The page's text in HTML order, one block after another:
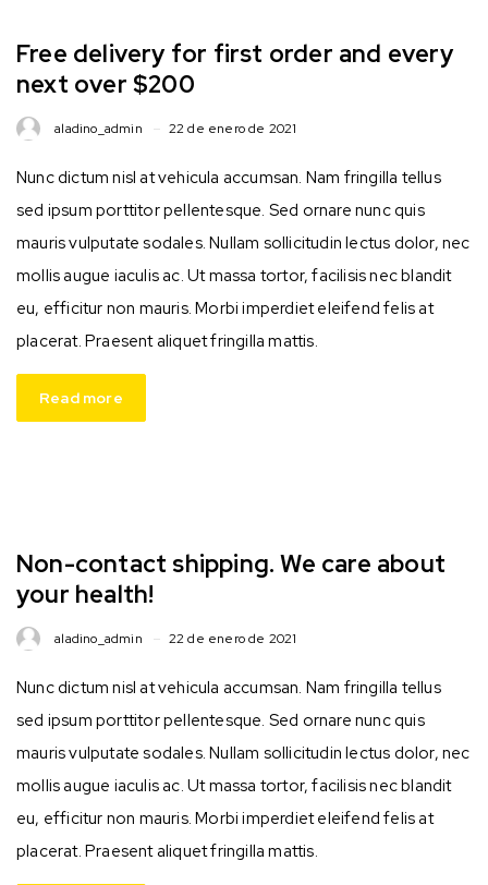
Free delivery for first order and every
next over $200
aladino_admin 22 de enero de 2021
Nunc dictum nisl at vehicula accumsan. Nam fringilla tellus
sed ipsum porttitor pellentesque. Sed ornare nunc quis
mauris vulputate sodales. Nullam sollicitudin lectus dolor, nec
mollis augue iaculis ac. Ut massa tortor, facilisis nec blandit
eu, efficitur non mauris. Morbi imperdiet eleifend felis at
placerat. Praesent aliquet fringilla mattis.
Read more
Non-contact shipping. We care about
your health!
aladino_admin 22 de enero de 2021
Nunc dictum nisl at vehicula accumsan. Nam fringilla tellus
sed ipsum porttitor pellentesque. Sed ornare nunc quis
mauris vulputate sodales. Nullam sollicitudin lectus dolor, nec
mollis augue iaculis ac. Ut massa tortor, facilisis nec blandit
eu, efficitur non mauris. Morbi imperdiet eleifend felis at
placerat. Praesent aliquet fringilla mattis.